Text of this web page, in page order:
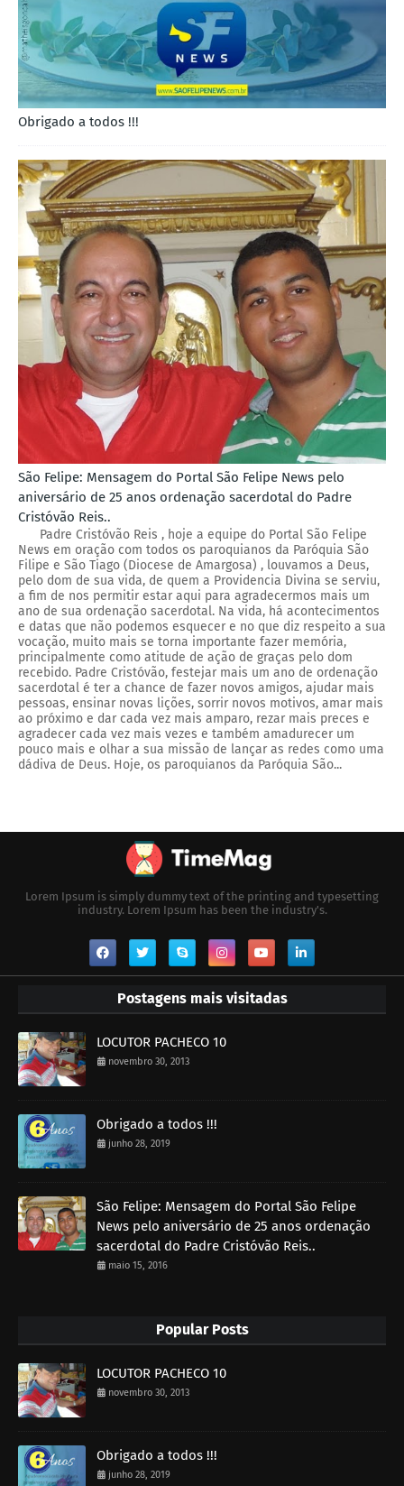
Obrigado a todos !!!
São Felipe: Mensagem do Portal São Felipe News pelo
aniversário de 25 anos ordenação sacerdotal do Padre
Cristóvão Reis..
Padre Cristóvão Reis , hoje a equipe do Portal São Felipe
News em oração com todos os paroquianos da Paróquia São
Filipe e São Tiago (Diocese de Amargosa) , louvamos a Deus,
pelo dom de sua vida, de quem a Providencia Divina se serviu,
a fim de nos permitir estar aqui para agradecermos mais um
ano de sua ordenação sacerdotal. Na vida, há acontecimentos
e datas que não podemos esquecer e no que diz respeito a sua
vocação, muito mais se torna importante fazer memória,
principalmente como atitude de ação de graças pelo dom
recebido. Padre Cristóvão, festejar mais um ano de ordenação
sacerdotal é ter a chance de fazer novos amigos, ajudar mais
pessoas, ensinar novas lições, sorrir novos motivos, amar mais
ao próximo e dar cada vez mais amparo, rezar mais preces e
agradecer cada vez mais vezes e também amadurecer um
pouco mais e olhar a sua missão de lançar as redes como uma
dádiva de Deus. Hoje, os paroquianos da Paróquia São...
Lorem Ipsum is simply dummy text of the printing and typesetting
industry. Lorem Ipsum has been the industry's.
Postagens mais visitadas
LOCUTOR PACHECO 10
novembro 30, 2013
Obrigado a todos !!!
junho 28, 2019
São Felipe: Mensagem do Portal São Felipe
News pelo aniversário de 25 anos ordenação
sacerdotal do Padre Cristóvão Reis..
maio 15, 2016
Popular Posts
LOCUTOR PACHECO 10
novembro 30, 2013
Obrigado a todos !!!
junho 28, 2019